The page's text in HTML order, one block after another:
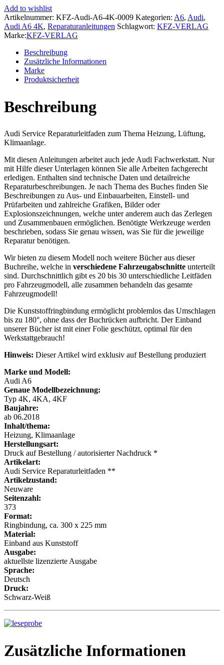
4K
ab
2018
Heizung
Belüftung
Klimaanlage
Reparaturanleitung
Menge
Add to wishlist
Artikelnummer: KFZ-Audi-A6-4K-0009 Kategorien: A6, Audi,
Audi A6 4K, Reparaturanleitungen Schlagwort: KFZ-VERLAG
Marke:KFZ-VERLAG
Beschreibung
Zusätzliche Informationen
Marke
Produktsicherheit
Beschreibung
Audi Service Reparaturleitfaden zum Thema Heizung, Lüftung,
Klimaanlage.
Mit diesen Anleitungen arbeitet auch jede Audi Fachwerkstatt. Nur
mit Hilfe dieser Unterlagen können Sie alle Arbeiten fachgerecht
erledigen. Enthalten sind technische Daten und detailreiche
Reparaturbeschreibungen. Je nach Thema des Buches finden Sie
Beschreibungen zu Aus- und Einbauarbeiten, Einstell- und
Prüfarbeiten und zahlreiche Grafiken, Bilder oder
Explosionszeichnungen, welche unter anderem auch das Zerlegen
und Zusammenbauen ermöglichen. Benötigte Werkzeuge werden
beschrieben, sodass Sie genau wissen, was Sie für die jeweilige
Reparatur benötigen.
Wir bieten zu diesem Modell noch weitere Bücher aus dieser
Buchreihe, welche in verschiedene Fahrzeugabschnitte unterteilt
sind. Durchschnittlich gibt es 20 bis 30 unterschiedliche Leitfäden
pro Fahrzeugmodell, alle zusammen behandeln das gesamte
Fahrzeugmodell!
Die Kunststoffringbindung ermöglicht problemlos das Umschlagen
bis zu 180°, ohne dass der Buchrücken aufbricht. Der Einband
unserer Bücher ist mit einer Folie geschützt, optimal für den
Werkstattgebrauch!
Hinweis: Dieser Artikel wird exklusiv auf Bestellung produziert
Marke und Modell:
Audi A6
Genaue Modellbezeichnung:
Typ 4K, 4KA, 4KF
Baujahre:
ab 06.2018
Inhalt/thema:
Heizung, Klimaanlage
Herstellungsart:
Druck auf Bestellung / autorisierter Nachdruck *
Artikelart:
Audi Service Reparaturleitfaden **
Artikelzustand:
Neuware
Seitenzahl:
373
Format:
Ringbindung, ca. 300 x 225 mm
Material:
Einband aus Kunststoff
Ausgabe:
aktuellste lizenzierte Ausgabe
Sprache:
Deutsch
Druck:
Schwarz-Weiß
Zusätzliche Informationen